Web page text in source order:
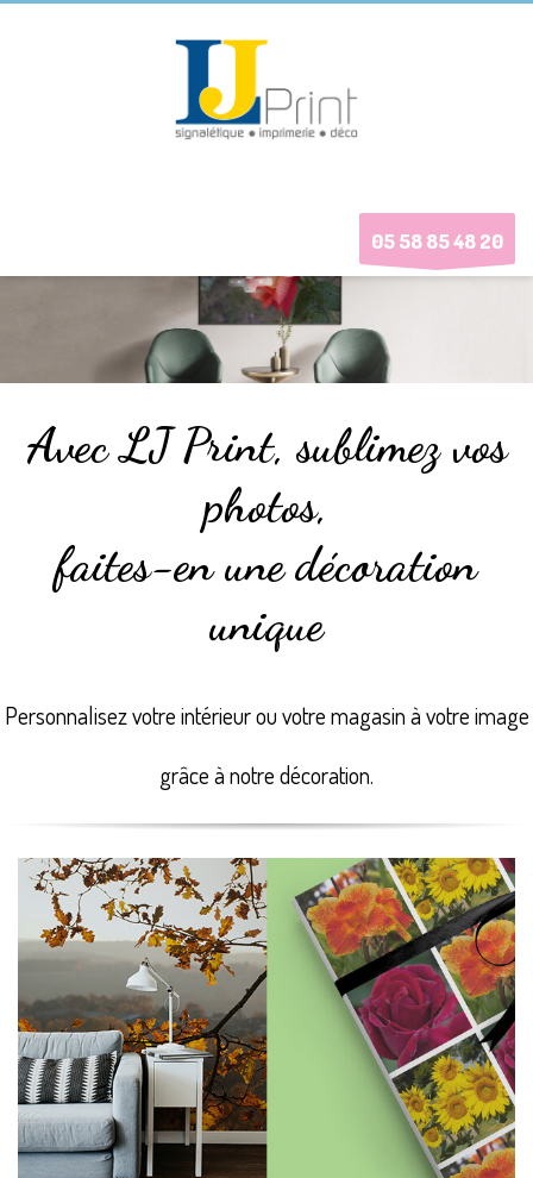
05 58 85 48 20
Avec LJ Print, sublimez vos
photos,
faites-en une décoration
unique
Personnalisez votre intérieur ou votre magasin à votre image
grâce à notre décoration.